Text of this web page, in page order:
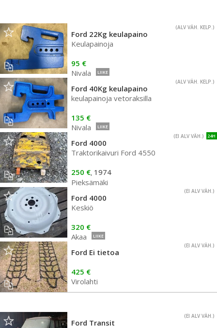
(ALV VÄH. KELP.)
Ford 22Kg keulapaino
Keulapainoja
95 €
Nivala
LIIKE
(ALV VÄH. KELP.)
Ford 40Kg keulapaino
keulapainoja vetoraksilla
135 €
Nivala
LIIKE
24H
(EI ALV VÄH.)
Ford 4000
Traktorikaivuri Ford 4550
250 €, 1974
Pieksämäki
(EI ALV VÄH.)
Ford 4000
Keskiö
320 €
Akaa
LIIKE
(EI ALV VÄH.)
Ford Ei tietoa
425 €
Virolahti
(EI ALV VÄH.)
Ford Transit